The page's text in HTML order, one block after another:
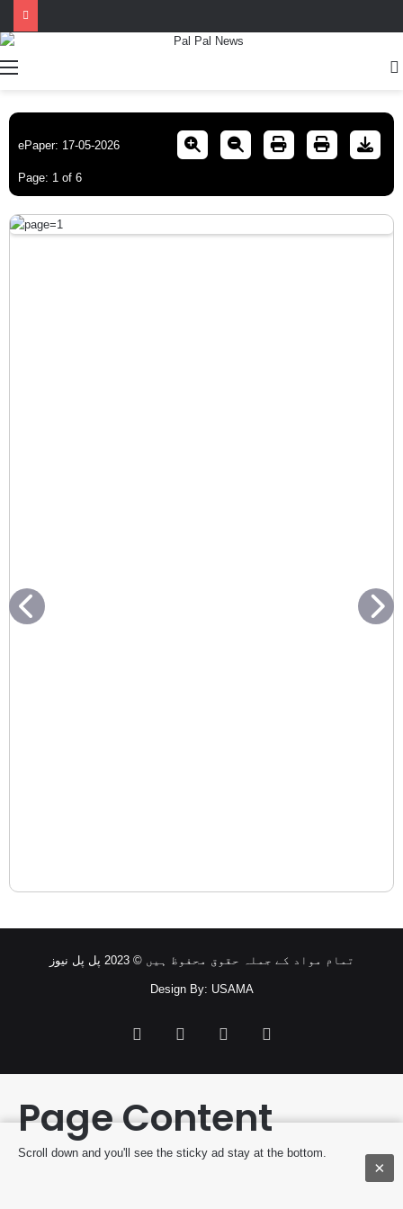
ePaper: 17-05-2026
Page: 1 of 6
تمام مواد کے جملہ حقوق محفوظ ہیں © 2023 پل پل نیوز
Design By: USAMA
FacebookTwitter YouTube
Page Content
Scroll down and you'll see the sticky ad stay at the bottom.
×